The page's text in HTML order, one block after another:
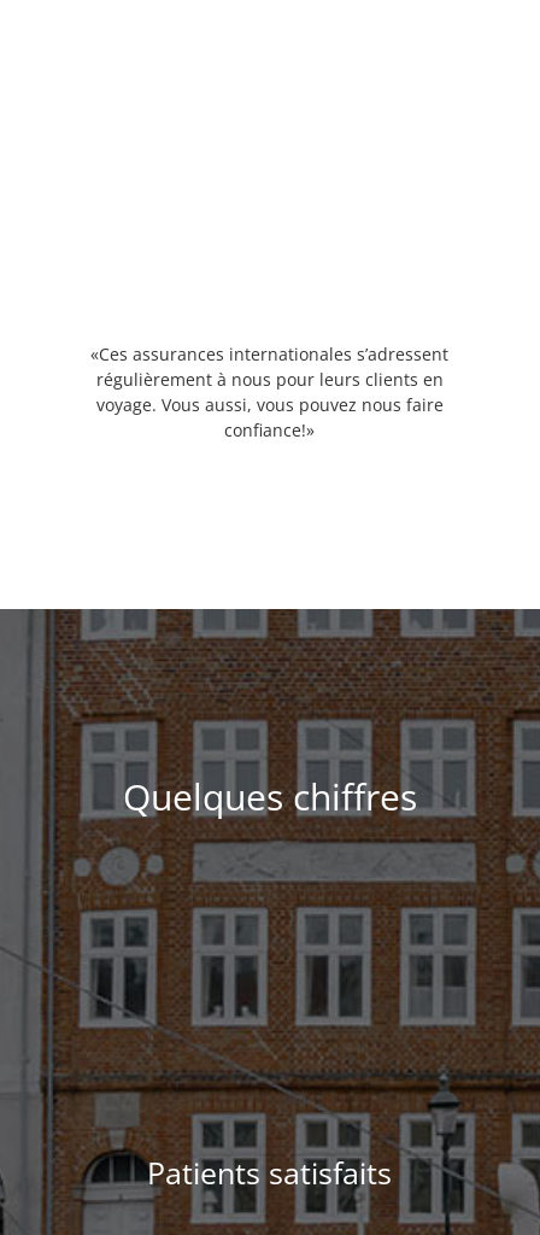
«Ces assurances internationales s’adressent
régulièrement à nous pour leurs clients en
voyage. Vous aussi, vous pouvez nous faire
confiance!»
Quelques chiffres
Patients satisfaits